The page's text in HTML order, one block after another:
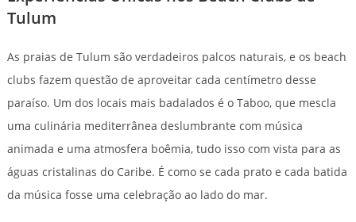
Tulum
As praias de Tulum são verdadeiros palcos naturais, e os beach
clubs fazem questão de aproveitar cada centímetro desse
paraíso. Um dos locais mais badalados é o Taboo, que mescla
uma culinária mediterrânea deslumbrante com música
animada e uma atmosfera boêmia, tudo isso com vista para as
águas cristalinas do Caribe. É como se cada prato e cada batida
da música fosse uma celebração ao lado do mar.